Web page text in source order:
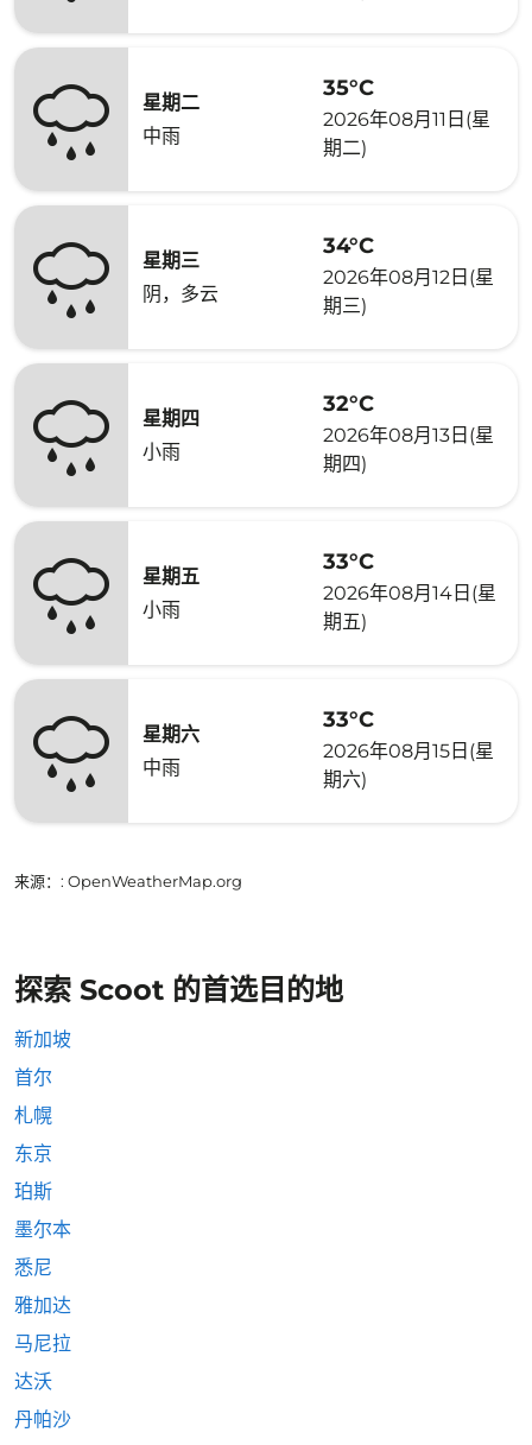
星期二
中雨
35°C
2026年08月11日(星
期二)
星期三
阴，多云
34°C
2026年08月12日(星
期三)
星期四
小雨
32°C
2026年08月13日(星
期四)
星期五
小雨
33°C
2026年08月14日(星
期五)
星期六
中雨
33°C
2026年08月15日(星
期六)
来源： : OpenWeatherMap.org
探索 Scoot 的首选目的地
新加坡
首尔
札幌
东京
珀斯
墨尔本
悉尼
雅加达
马尼拉
达沃
丹帕沙